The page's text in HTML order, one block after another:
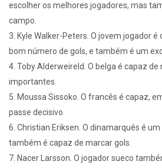
escolher os melhores jogadores, mas
campo.
3. Kyle Walker-Peters. O jovem jogador
bom número de gols, e também é um
4. Toby Alderweireld. O belga é capaz
importantes.
5. Moussa Sissoko. O francês é capaz,
passe decisivo.
6. Christian Eriksen. O dinamarquês é
também é capaz de marcar gols.
7. Nacer Larsson. O jogador sueco